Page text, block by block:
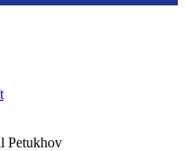
Petukhov